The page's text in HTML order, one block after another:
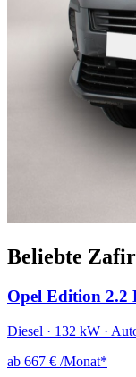
Beliebte
Opel Edition 2.2
Diesel · 132 kW ·
ab 667 € /Monat*